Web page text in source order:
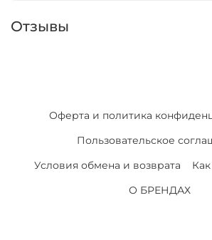
Отзывы
Оферта и политика
Пользовательское
Условия обмена и возврата
О БРЕНДАХ